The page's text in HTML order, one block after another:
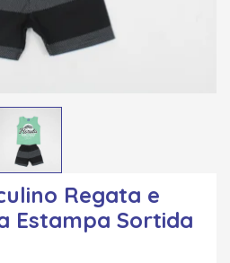
Regata e
Estampa Sortida